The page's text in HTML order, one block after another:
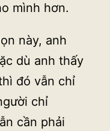
mình hơn.
này, anh
dù anh thấy
đó vẫn chỉ
chỉ
cần phải